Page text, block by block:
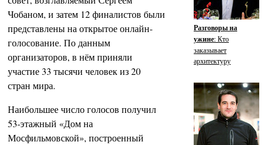
Чобаном, и затем 12 финалистов были
представлены на открытое онлайн-
голосование. По данным
организаторов, в нём приняли
участие 33 тысячи человек из 20
стран мира.
Наибольшее число голосов получил
53-этажный «Дом на
Мосфильмовской», построенный
Разговоры на
ужине: Кто
заказывает
архитектуру